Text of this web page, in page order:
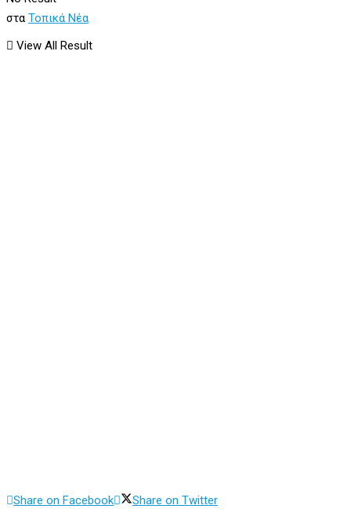
View All Result
στα Τοπικά Νέα
Share on Facebook Share on Twitter